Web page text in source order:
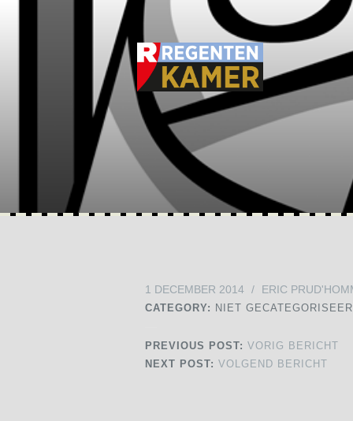
1 DECEMBER 2014 / ERIC
CATEGORY: NIET
PREVIOUS POST: VORIG BERICHT
NEXT POST: VOLGEND BERICHT